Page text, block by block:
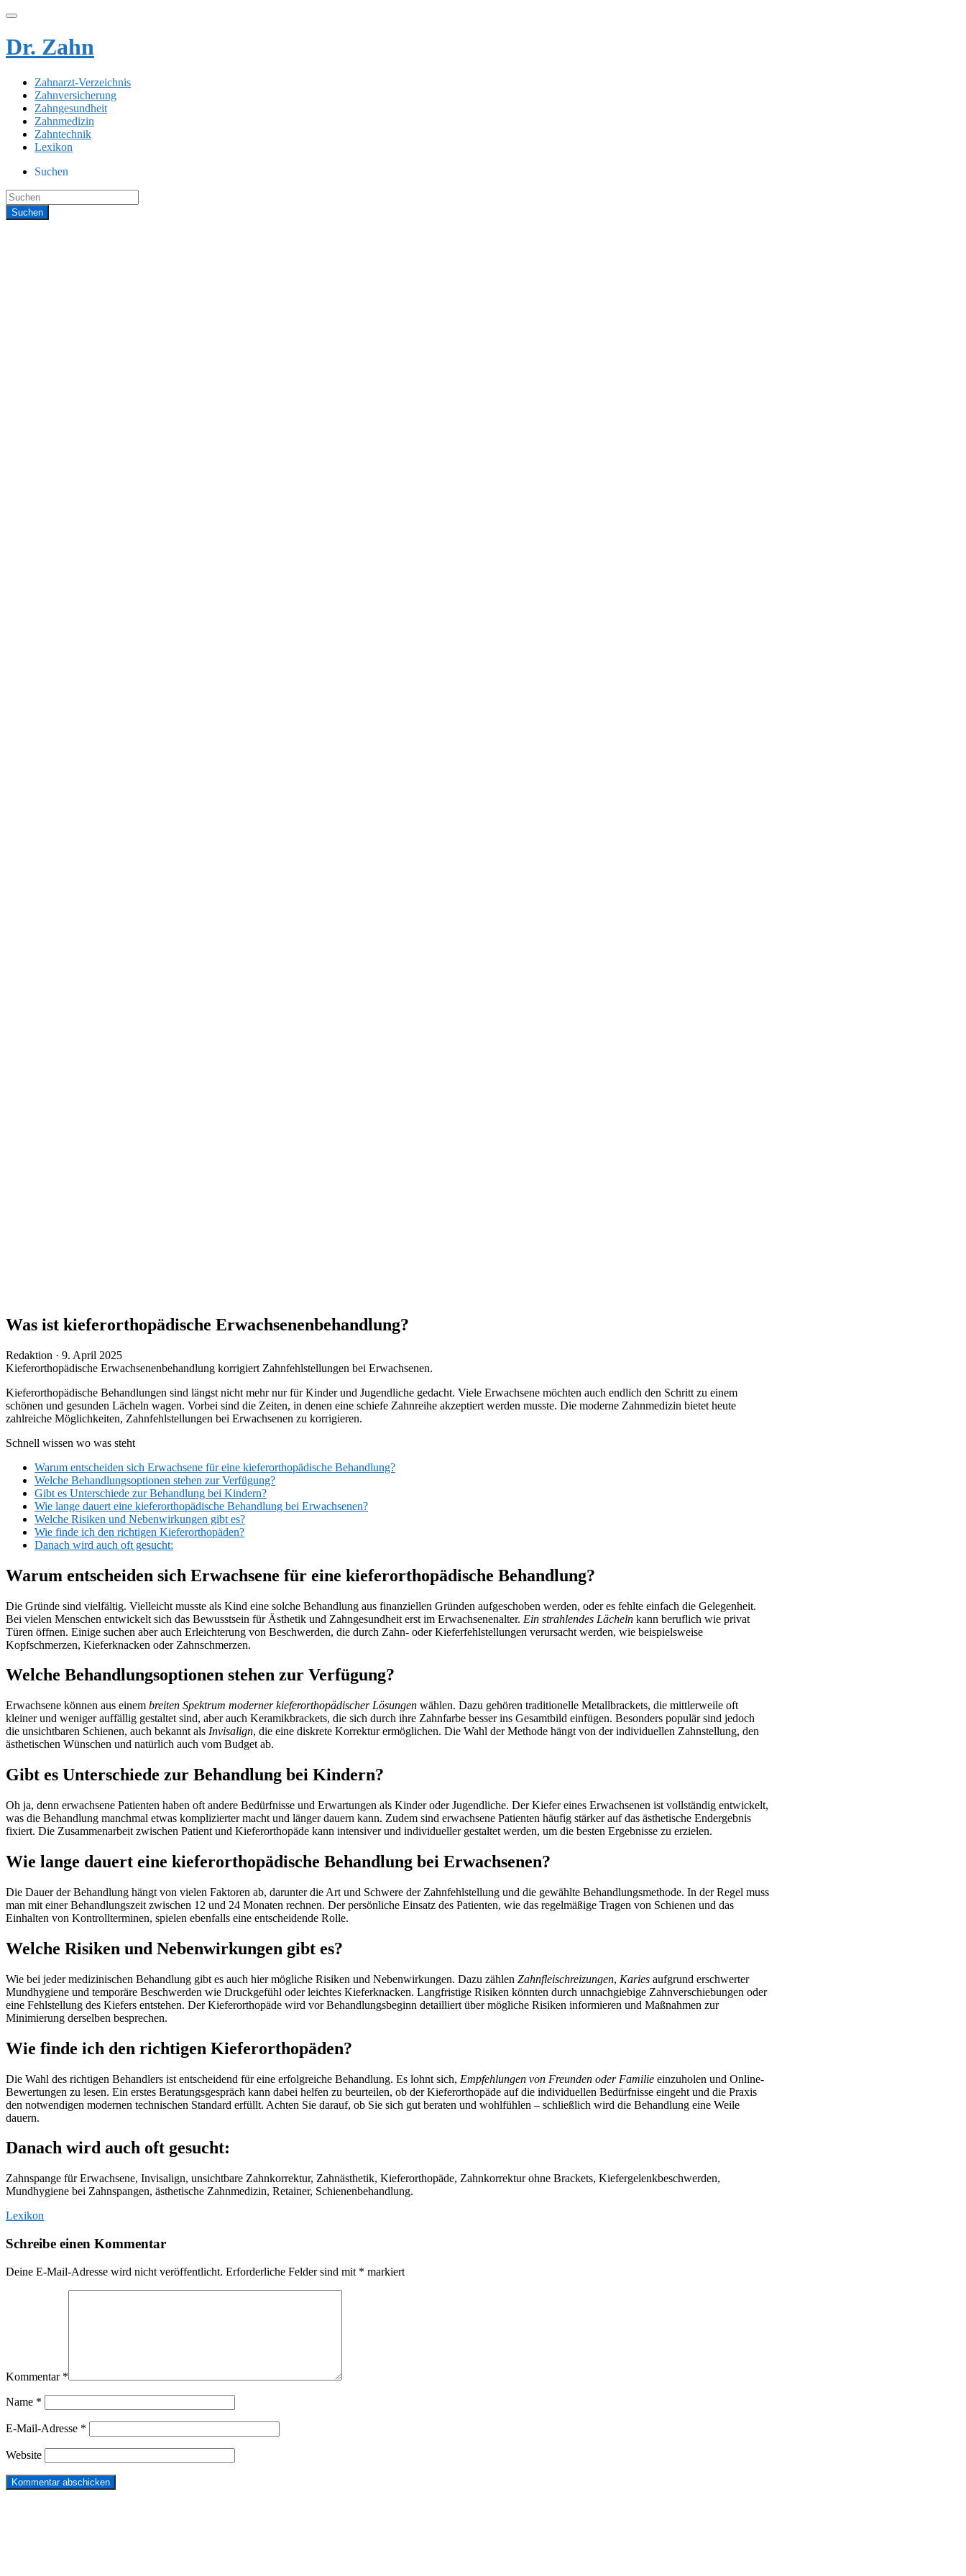
Dr. Zahn
Zahnarzt-Verzeichnis
Zahnversicherung
Zahngesundheit
Zahnmedizin
Zahntechnik
Lexikon
Suchen
Was ist kieferorthopädische Erwachsenenbehandlung?
Redaktion · Veröffentlicht
am
9. April 2025
Kieferorthopädische Erwachsenenbehandlung korrigiert Zahnfehlstellungen bei Erwachsenen.
Kieferorthopädische Behandlungen sind längst nicht mehr nur für Kinder und Jugendliche gedacht. Viele Erwachsene möchten auch endlich den Schritt zu einem
schönen und gesunden Lächeln wagen. Vorbei sind die Zeiten, in denen eine schiefe Zahnreihe akzeptiert werden musste. Die moderne Zahnmedizin bietet heute
zahlreiche Möglichkeiten, Zahnfehlstellungen bei Erwachsenen zu korrigieren.
Schnell wissen wo was steht
Warum entscheiden sich Erwachsene für eine kieferorthopädische Behandlung?
Welche Behandlungsoptionen stehen zur Verfügung?
Gibt es Unterschiede zur Behandlung bei Kindern?
Wie lange dauert eine kieferorthopädische Behandlung bei Erwachsenen?
Welche Risiken und Nebenwirkungen gibt es?
Wie finde ich den richtigen Kieferorthopäden?
Danach wird auch oft gesucht:
Warum entscheiden sich Erwachsene für eine kieferorthopädische Behandlung?
Die Gründe sind vielfältig. Vielleicht musste als Kind eine solche Behandlung aus finanziellen Gründen aufgeschoben werden, oder es fehlte einfach die Gelegenheit.
Bei vielen Menschen entwickelt sich das Bewusstsein für Ästhetik und Zahngesundheit erst im Erwachsenenalter. Ein strahlendes Lächeln kann beruflich wie privat
Türen öffnen. Einige suchen aber auch Erleichterung von Beschwerden, die durch Zahn- oder Kieferfehlstellungen verursacht werden, wie beispielsweise
Kopfschmerzen, Kieferknacken oder Zahnschmerzen.
Welche Behandlungsoptionen stehen zur Verfügung?
Erwachsene können aus einem breiten Spektrum moderner kieferorthopädischer Lösungen wählen. Dazu gehören traditionelle Metallbrackets, die mittlerweile oft
kleiner und weniger auffällig gestaltet sind, aber auch Keramikbrackets, die sich durch ihre Zahnfarbe besser ins Gesamtbild einfügen. Besonders populär sind jedoch
die unsichtbaren Schienen, auch bekannt als Invisalign, die eine diskrete Korrektur ermöglichen. Die Wahl der Methode hängt von der individuellen Zahnstellung, den
ästhetischen Wünschen und natürlich auch vom Budget ab.
Gibt es Unterschiede zur Behandlung bei Kindern?
Oh ja, denn erwachsene Patienten haben oft andere Bedürfnisse und Erwartungen als Kinder oder Jugendliche. Der Kiefer eines Erwachsenen ist vollständig entwickelt,
was die Behandlung manchmal etwas komplizierter macht und länger dauern kann. Zudem sind erwachsene Patienten häufig stärker auf das ästhetische Endergebnis
fixiert. Die Zusammenarbeit zwischen Patient und Kieferorthopäde kann intensiver und individueller gestaltet werden, um die besten Ergebnisse zu erzielen.
Wie lange dauert eine kieferorthopädische Behandlung bei Erwachsenen?
Die Dauer der Behandlung hängt von vielen Faktoren ab, darunter die Art und Schwere der Zahnfehlstellung und die gewählte Behandlungsmethode. In der Regel muss
man mit einer Behandlungszeit zwischen 12 und 24 Monaten rechnen. Der persönliche Einsatz des Patienten, wie das regelmäßige Tragen von Schienen und das
Einhalten von Kontrollterminen, spielen ebenfalls eine entscheidende Rolle.
Welche Risiken und Nebenwirkungen gibt es?
Wie bei jeder medizinischen Behandlung gibt es auch hier mögliche Risiken und Nebenwirkungen. Dazu zählen Zahnfleischreizungen, Karies aufgrund erschwerter
Mundhygiene und temporäre Beschwerden wie Druckgefühl oder leichtes Kieferknacken. Langfristige Risiken könnten durch unnachgiebige Zahnverschiebungen oder
eine Fehlstellung des Kiefers entstehen. Der Kieferorthopäde wird vor Behandlungsbeginn detailliert über mögliche Risiken informieren und Maßnahmen zur
Minimierung derselben besprechen.
Wie finde ich den richtigen Kieferorthopäden?
Die Wahl des richtigen Behandlers ist entscheidend für eine erfolgreiche Behandlung. Es lohnt sich, Empfehlungen von Freunden oder Familie einzuholen und Online-
Bewertungen zu lesen. Ein erstes Beratungsgespräch kann dabei helfen zu beurteilen, ob der Kieferorthopäde auf die individuellen Bedürfnisse eingeht und die Praxis
den notwendigen modernen technischen Standard erfüllt. Achten Sie darauf, ob Sie sich gut beraten und wohlfühlen – schließlich wird die Behandlung eine Weile
dauern.
Danach wird auch oft gesucht:
Zahnspange für Erwachsene, Invisalign, unsichtbare Zahnkorrektur, Zahnästhetik, Kieferorthopäde, Zahnkorrektur ohne Brackets, Kiefergelenkbeschwerden,
Mundhygiene bei Zahnspangen, ästhetische Zahnmedizin, Retainer, Schienenbehandlung.
Lexikon
Schreibe einen Kommentar
Deine E-Mail-Adresse wird nicht veröffentlicht. Erforderliche Felder sind mit * markiert
Kommentar *
Name *
E-Mail-Adresse *
Website